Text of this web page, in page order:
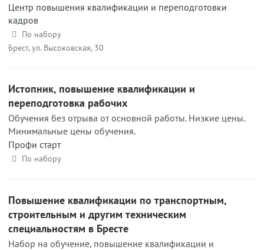
Центр повышения квалификации и переподготовки
кадров
По набору
Брест, ул. Высоковская, 30
Истопник, повышение квалификации и
переподготовка рабочих
Обучения без отрыва от основной работы. Низкие цены.
Минимальные цены обучения.
Профи старт
По набору
Повышение квалификации по транспортным,
строительным и другим техническим
специальностям в Бресте
Набор на обучение, повышение квалификации и